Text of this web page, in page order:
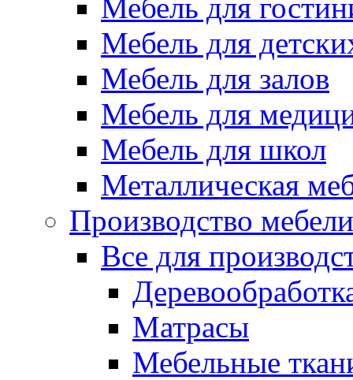
Мебель для
Мебель для
Мебель для залов
Мебель для
Мебель для школ
Металлическая
Производство мебели
Все для
Матрасы
Мебельные